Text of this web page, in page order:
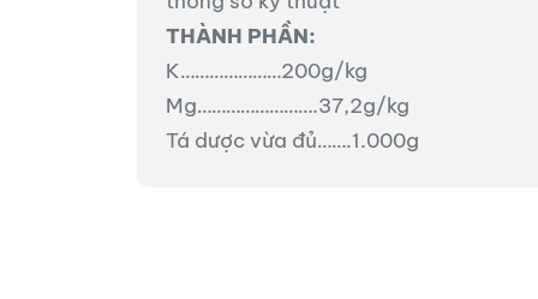
THÀNH PHẦN:
K…………………200g/kg
Mg…………………….37,2g/kg
Tá dược vừa đủ…….1.000g